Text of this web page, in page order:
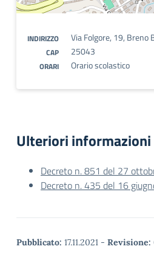
INDIRIZZO Via Folgore, 19, Breno
CAP 25043
ORARI Orario scolastico
Ulteriori informazioni
Decreto n. 851 del 27
Decreto n. 435 del 16
Pubblicato: 17.11.2021 - Revisione: